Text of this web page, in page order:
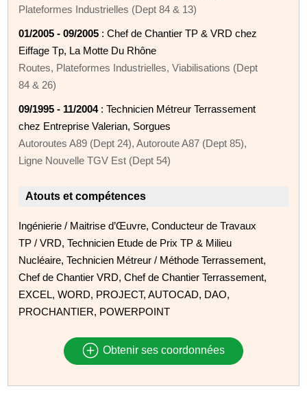
Plateformes Industrielles (Dept 84 & 13)
01/2005 - 09/2005 : Chef de Chantier TP & VRD chez
Eiffage Tp, La Motte Du Rhône
Routes, Plateformes Industrielles, Viabilisations (Dept
84 & 26)
09/1995 - 11/2004: Technicien Métreur Terrassement
chez Entreprise Valerian, Sorgues
Autoroutes A89 (Dept 24), Autoroute A87 (Dept 85),
Ligne Nouvelle TGV Est (Dept 54)
Atouts et compétences
Ingénierie / Maitrise d’Œuvre, Conducteur de Travaux
TP / VRD, Technicien Etude de Prix TP & Milieu
Nucléaire, Technicien Métreur / Méthode Terrassement,
Chef de Chantier VRD, Chef de Chantier Terrassement,
EXCEL, WORD, PROJECT, AUTOCAD, DAO,
PROCHANTIER, POWERPOINT
Obtenir ses coordonnées